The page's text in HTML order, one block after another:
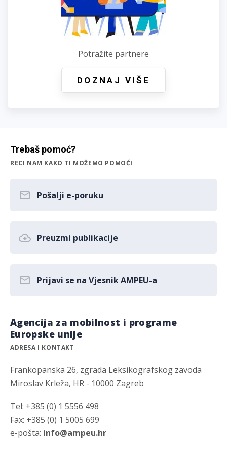
Potražite partnere
DOZNAJ VIŠE
Trebaš pomoć?
RECI NAM KAKO TI MOŽEMO POMOĆI
Pošalji e-poruku
Preuzmi publikacije
Prijavi se na Vjesnik AMPEU-a
Agencija za mobilnost i programe
Europske unije
ADRESA I KONTAKT
Frankopanska 26, zgrada Leksikografskog zavoda
Miroslav Krleža, HR - 10000 Zagreb
Tel: +385 (0) 1 5556 498
Fax: +385 (0) 1 5005 699
e-pošta: info@ampeu.hr